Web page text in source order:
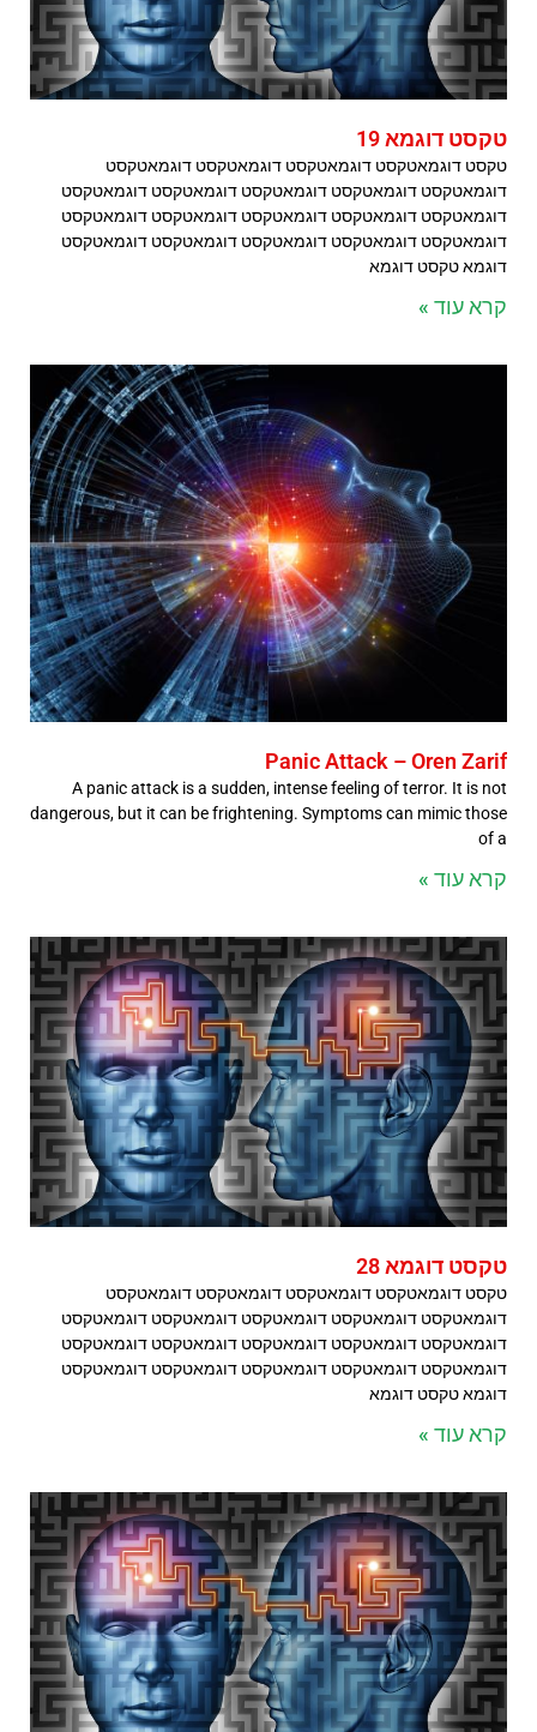
טקסט דוגמא 19
טקסט דוגמאטקסט דוגמאטקסט דוגמאטקסט דוגמאטקסט
דוגמאטקסט דוגמאטקסט דוגמאטקסט דוגמאטקסט דוגמאטקסט
דוגמאטקסט דוגמאטקסט דוגמאטקסט דוגמאטקסט דוגמאטקסט
דוגמאטקסט דוגמאטקסט דוגמאטקסט דוגמאטקסט דוגמאטקסט
דוגמא טקסט דוגמא
קרא עוד »
Panic Attack – Oren Zarif
A panic attack is a sudden, intense feeling of terror. It is not
dangerous, but it can be frightening. Symptoms can mimic those
of a
קרא עוד »
טקסט דוגמא 28
טקסט דוגמאטקסט דוגמאטקסט דוגמאטקסט דוגמאטקסט
דוגמאטקסט דוגמאטקסט דוגמאטקסט דוגמאטקסט דוגמאטקסט
דוגמאטקסט דוגמאטקסט דוגמאטקסט דוגמאטקסט דוגמאטקסט
דוגמאטקסט דוגמאטקסט דוגמאטקסט דוגמאטקסט דוגמאטקסט
דוגמא טקסט דוגמא
קרא עוד »